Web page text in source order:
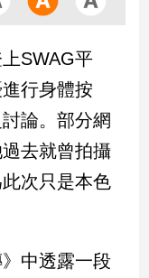
SWAG平
行身體按
論。部分網
去就曾拍攝
次只是本色
中透露一段